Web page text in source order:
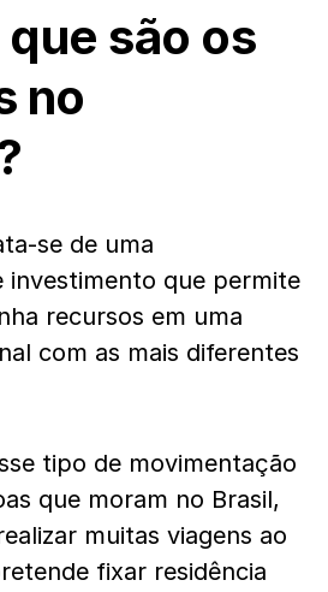
são os
no
se de uma
investimento que permite
recursos em uma
com as mais diferentes
tipo de movimentação
que moram no Brasil,
muitas viagens ao
fixar residência